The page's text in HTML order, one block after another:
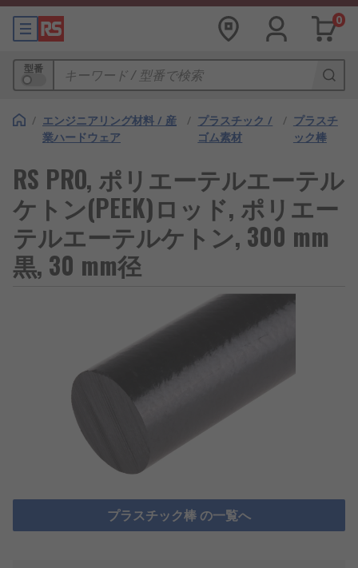
0
型番
/ エンジニアリング材料 / 産
業ハードウェア
/ プラスチック /
ゴム素材
/ プラスチ
ック棒
RS PRO, ポリエーテルエーテル
ケトン(PEEK)ロッド, ポリエー
テルエーテルケトン, 300 mm
黒, 30 mm径
プラスチック棒 の一覧へ